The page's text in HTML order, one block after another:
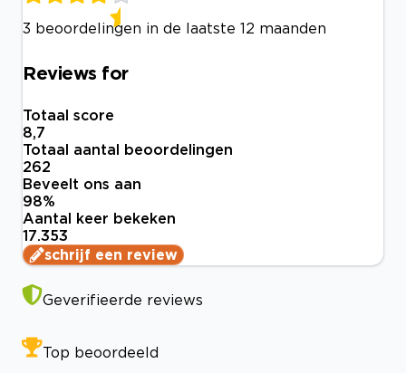
3 beoordelingen in de laatste 12 maanden
Reviews for
Totaal score
8,7
Totaal aantal beoordelingen
262
Beveelt ons aan
98%
Aantal keer bekeken
17.353
schrijf een review
Geverifieerde reviews
Top beoordeeld